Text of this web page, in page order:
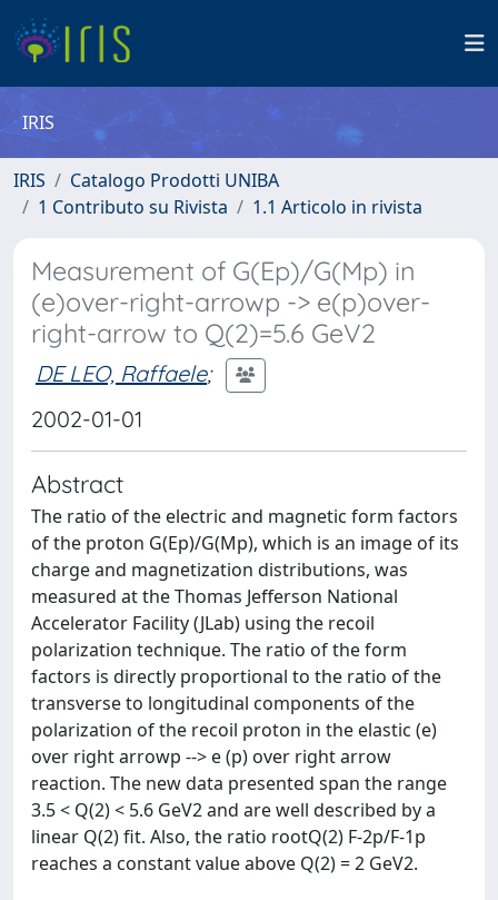
IRIS
IRIS
Catalogo Prodotti UNIBA
1 Contributo su Rivista
1.1 Articolo in rivista
Measurement of G(Ep)/G(Mp) in
(e)over-right-arrowp -> e(p)over-
right-arrow to Q(2)=5.6 GeV2
DE LEO, Raffaele;
2002-01-01
Abstract
The ratio of the electric and magnetic form factors
of the proton G(Ep)/G(Mp), which is an image of its
charge and magnetization distributions, was
measured at the Thomas Jefferson National
Accelerator Facility (JLab) using the recoil
polarization technique. The ratio of the form
factors is directly proportional to the ratio of the
transverse to longitudinal components of the
polarization of the recoil proton in the elastic (e)
over right arrowp --> e (p) over right arrow
reaction. The new data presented span the range
3.5 < Q(2) < 5.6 GeV2 and are well described by a
linear Q(2) fit. Also, the ratio rootQ(2) F-2p/F-1p
reaches a constant value above Q(2) = 2 GeV2.